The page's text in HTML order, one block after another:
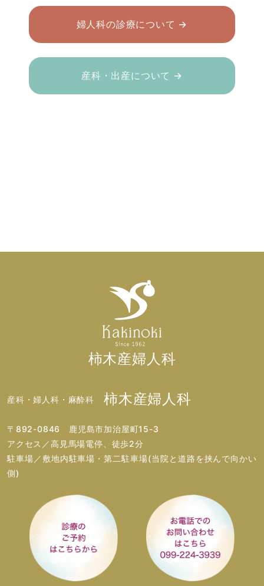
婦人科の診療について →
産科・出産について →
柿木産婦人科
産科・婦人科・麻酔科 柿木産婦人科
〒892-0846 鹿児島市加治屋町15-3
アクセス／高見馬場電停、徒歩2分
駐車場／敷地内駐車場・第二駐車場(当院と道路を挟んで向かい
側)